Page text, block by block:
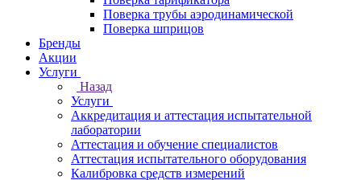
Поверка трубы аэродинамической
Поверка шприцов
Бренды
Акции
Услуги
Назад
Услуги
Аккредитация и аттестация испытательной
лаборатории
Аттестация и обучение специалистов
Аттестация испытательного оборудования
Калибровка средств измерений